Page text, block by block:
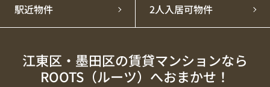
駅近物件 2人入居可物件
江東区・墨田区の賃貸マンションなら
ROOTS（ルーツ）へおまかせ！